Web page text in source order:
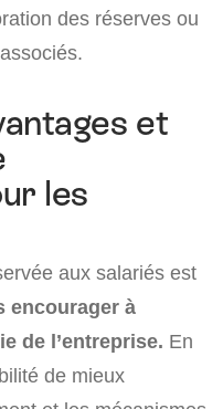
des réserves ou
et
les
aux salariés est
encourager à
de l’entreprise. En
de mieux